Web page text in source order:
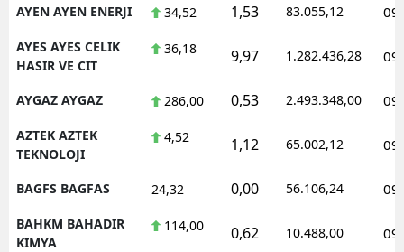
AYEN AYEN ENERJI 34,52 1,53 83.055,12
AYES AYES CELIK
HASIR VE CIT
36,18 9,97 1.282.436,28
AYGAZ AYGAZ 286,00 0,53 2.493.348,00
AZTEK AZTEK
TEKNOLOJI
4,52 1,12 65.002,12
BAGFS BAGFAS 24,32 0,00 56.106,24
BAHKM BAHADIR
KIMYA
114,00 0,62 10.488,00